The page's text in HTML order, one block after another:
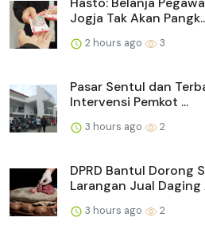
Jogja Tak Akan
2 hours ago 3
Pasar Sentul dan
Intervensi Pemkot ...
3 hours ago 2
DPRD Bantul Dorong
Larangan Jual Daging
3 hours ago 2